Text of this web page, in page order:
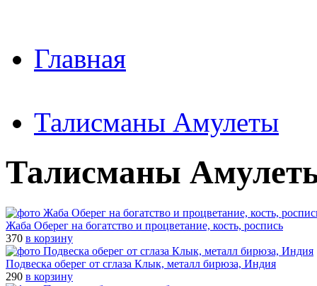
Главная
Талисманы Амулеты
Талисманы
Жаба Оберег на богатство и процветание, кость, роспись
370 в корзину
Подвеска оберег от сглаза Клык, металл бирюза, Индия
290 в корзину